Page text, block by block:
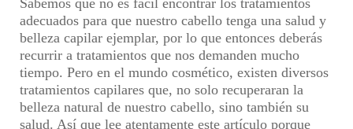
Sabemos que no es fácil encontrar los tratamientos
adecuados para que nuestro cabello tenga una salud y
belleza capilar ejemplar, por lo que entonces deberás
recurrir a tratamientos que nos demanden mucho
tiempo. Pero en el mundo cosmético, existen diversos
tratamientos capilares que, no solo recuperaran la
belleza natural de nuestro cabello, sino también su
salud. Así que lee atentamente este artículo porque